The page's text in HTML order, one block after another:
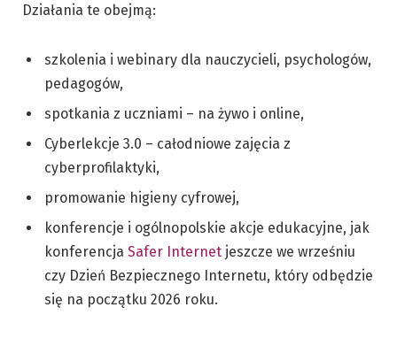
Działania te obejmą:
szkolenia i webinary dla nauczycieli, psychologów,
pedagogów,
spotkania z uczniami – na żywo i online,
Cyberlekcje 3.0 – całodniowe zajęcia z
cyberprofilaktyki,
promowanie higieny cyfrowej,
konferencje i ogólnopolskie akcje edukacyjne, jak
konferencja Safer Internet jeszcze we wrześniu
czy Dzień Bezpiecznego Internetu, który odbędzie
się na początku 2026 roku.